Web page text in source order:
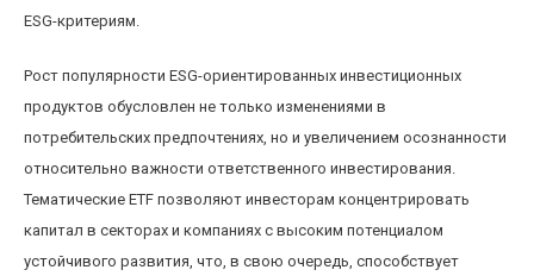
ESG-критериям.
Рост популярности ESG-ориентированных инвестиционных
продуктов обусловлен не только изменениями в
потребительских предпочтениях, но и увеличением осознанности
относительно важности ответственного инвестирования.
Тематические ETF позволяют инвесторам концентрировать
капитал в секторах и компаниях с высоким потенциалом
устойчивого развития, что, в свою очередь, способствует